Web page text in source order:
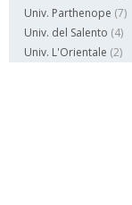
Univ. Parthenope (7)
Univ. del Salento (4)
Univ. L'Orientale (2)